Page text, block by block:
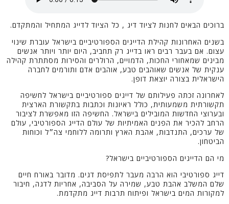
ברוכים הבאים לחנות לציוד דיג , כל הציוד לדייג המתחיל והמתקדם.
בשנים האחרונות קהילת הדייגים הספורטיביים בישראל עוברת שינוי
עצום. אם בעבר רבים ראו בדייג רק תחביב, היום יותר ויותר אנשים
מבינים שמאחורי החכות, הדמויים, הרולרים והסירות מסתתרת קהילה
ענקית של אנשים שאוהבים טבע, אוהבים אדם ותורמים לחברה
הישראלית בצורה יוצאת דופן.
לאחרונה זכתה פעילותם של דייגים ספורטיביים בישראל לחשיפה
תקשורתית משמעותית, כולל ראיונות וכתבות בתקשורת הארצית
ובערוצי החדשות המובילים בישראל. החשיפה הזו מאפשרת לציבור
הרחב להכיר את הפנים האמיתיות של עולם הדייג הספורטיבי, עולם
של ערכים, התנדבות, אהבת הארץ ותרומה ללוחמי צה״ל וכוחות
הביטחון.
מי הם הדייגים הספורטיביים בישראל?
דייג ספורטיבי הוא הרבה מעבר לתפיסת דגים. מדובר באורח חיים
שלם המשלב אהבת טבע, שמירה על הסביבה, אחריות לדגה, חיבור
למקורות המים בישראל ופיתוח תרבות דייג מתקדמת.